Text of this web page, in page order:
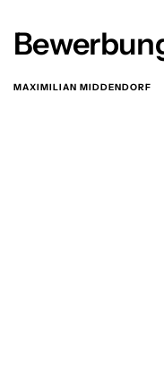
MAXIMILIAN MIDDENDORF